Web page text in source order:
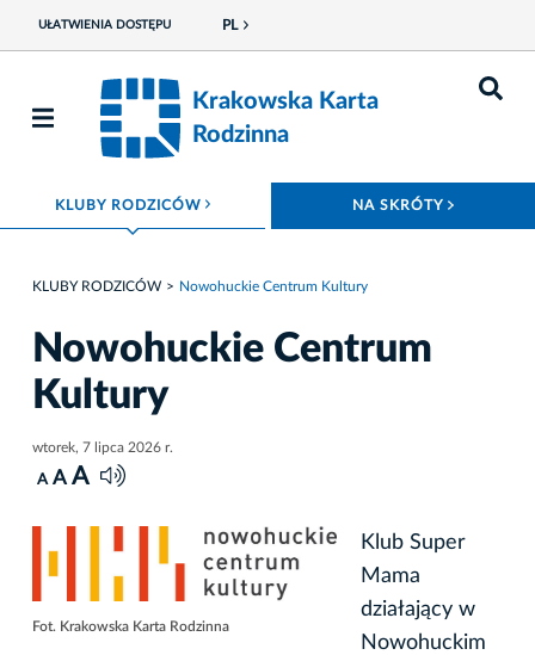
UŁATWIENIA DOSTĘPU PL
Krakowska Karta
Rodzinna
KLUBY RODZICÓWROZWIŃ MENU NA SKRÓTY
KLUBY RODZICÓW Nowohuckie Centrum Kultury
Nowohuckie Centrum
Kultury
wtorek, 7 lipca 2026 r.
A A A
Fot. Krakowska Karta Rodzinna
Klub Super
Mama
działający w
Nowohuckim